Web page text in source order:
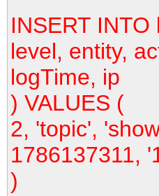
INSERT INTO
level, entity,
logTime, ip
) VALUES (
2, 'topic',
1786137311,
)